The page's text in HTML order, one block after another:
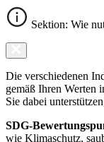
Sektion: Wie
Die verschiedenen
gemäß Ihren Werten
Sie dabei
SDG-
wie Klimaschutz,